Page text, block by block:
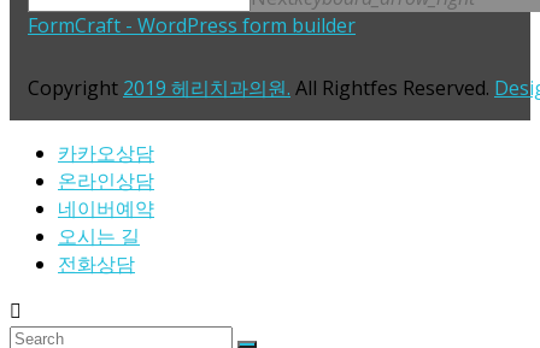
FormCraft - WordPress form builder
Copyright 2019 헤리치과의원. All Rightfes Reserved.
카카오상담
온라인상담
네이버예약
오시는 길
전화상담